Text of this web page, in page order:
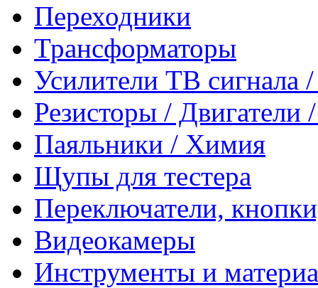
Переходники
Трансформаторы
Усилители ТВ сигнала
Резисторы /
Паяльники / Химия
Щупы для тестера
Переключатели,
Видеокамеры
Инструменты и